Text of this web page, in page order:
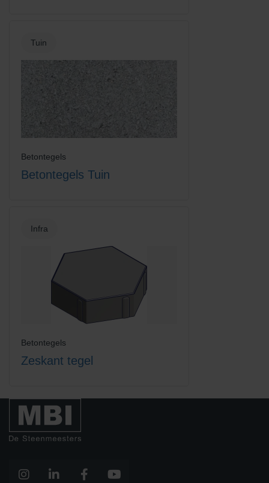
Tuin
Betontegels
Betontegels Tuin
Infra
Betontegels
Zeskant tegel